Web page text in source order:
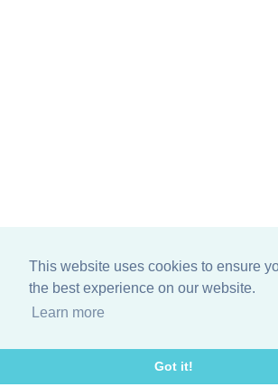
This website uses cookies to ensure
the best experience on our website.
Learn more
Got it!